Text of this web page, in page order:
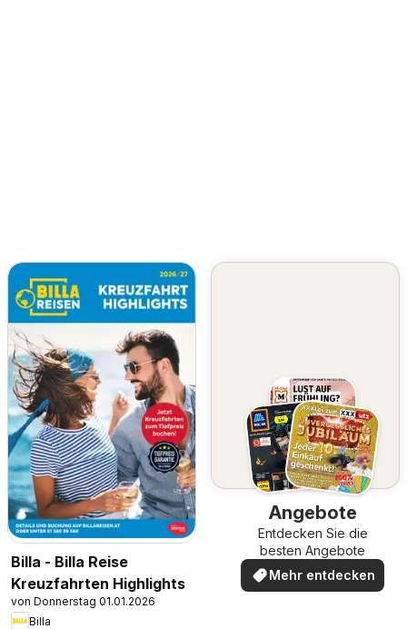
Billa - Billa Reise
Kreuzfahrten Highlights
von Donnerstag 01.01.2026
Billa
Angebote
Entdecken Sie die
besten Angebote
Mehr entdecken